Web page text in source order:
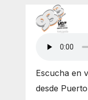
Escucha en
desde